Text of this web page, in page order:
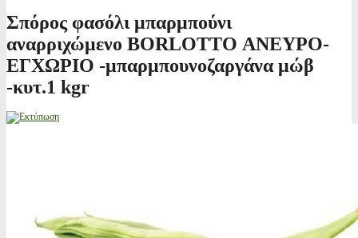
Σπόρος φασόλι μπαρμπούνι
αναρριχώμενο BORLOTTO ΑΝΕΥΡΟ-
ΕΓΧΩΡΙΟ -μπαρμπουνοζαργάνα μώβ
-κυτ.1 kgr